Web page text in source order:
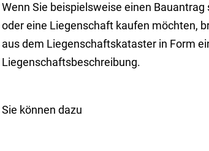
Wenn Sie beispielsweise einen
oder eine Liegenschaft kaufen möchten,
aus dem Liegenschaftskataster in Form
Liegenschaftsbeschreibung.
Sie können dazu